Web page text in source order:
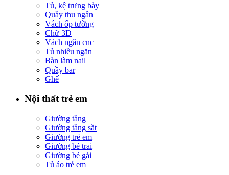
Tủ, kệ trưng bày
Quầy thu ngân
Vách ốp tường
Chữ 3D
Vách ngăn cnc
Tủ nhiều ngăn
Bàn làm nail
Quầy bar
Ghế
Nội thất trẻ em
Giường tầng
Giường tầng sắt
Giường trẻ em
Giường bé trai
Giường bé gái
Tủ áo trẻ em